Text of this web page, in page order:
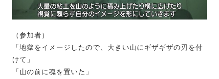
（参加者）
「地獄をイメージしたので、大きい山にギザギザの刃を付
けて」
「山の前に魂を置いた」